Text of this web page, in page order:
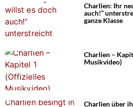
Charlien: Ihr
auch!“
ganze Klasse
Charlien –
Musikvideo)
Charlien über